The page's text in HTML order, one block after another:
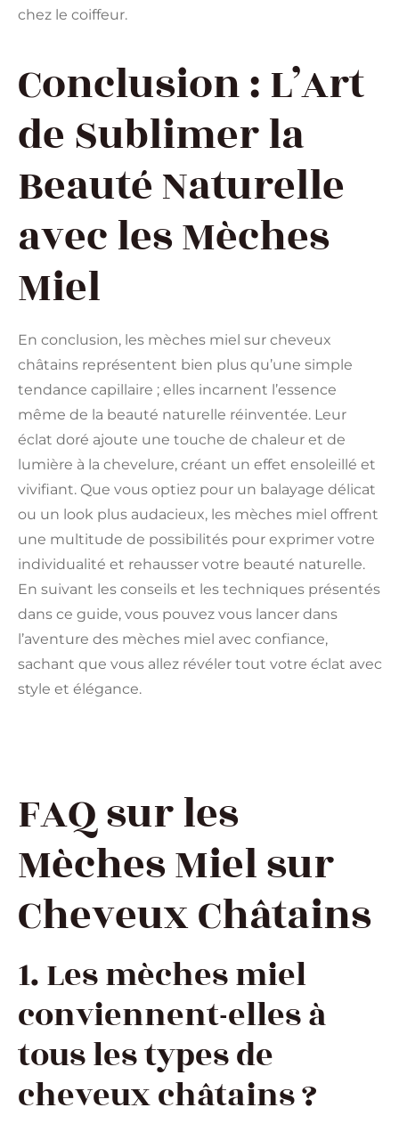
chez le coiffeur.
Conclusion : L’Art
de Sublimer la
Beauté Naturelle
avec les Mèches
Miel
En conclusion, les mèches miel sur cheveux
châtains représentent bien plus qu’une simple
tendance capillaire ; elles incarnent l’essence
même de la beauté naturelle réinventée. Leur
éclat doré ajoute une touche de chaleur et de
lumière à la chevelure, créant un effet ensoleillé et
vivifiant. Que vous optiez pour un balayage délicat
ou un look plus audacieux, les mèches miel offrent
une multitude de possibilités pour exprimer votre
individualité et rehausser votre beauté naturelle.
En suivant les conseils et les techniques présentés
dans ce guide, vous pouvez vous lancer dans
l’aventure des mèches miel avec confiance,
sachant que vous allez révéler tout votre éclat avec
style et élégance.
FAQ sur les
Mèches Miel sur
Cheveux Châtains
1. Les mèches miel
conviennent-elles à
tous les types de
cheveux châtains ?